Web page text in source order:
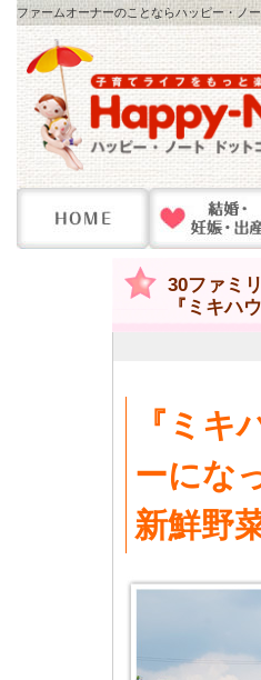
ファームオーナーのことならハッピー・ノー
30ファミ
『ミキハ
『ミ
ーにな
新鮮野